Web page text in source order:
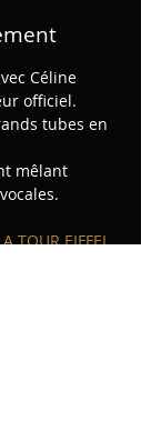
Céline
officiel.
tubes en
mêlant
TOUR EIFFEL